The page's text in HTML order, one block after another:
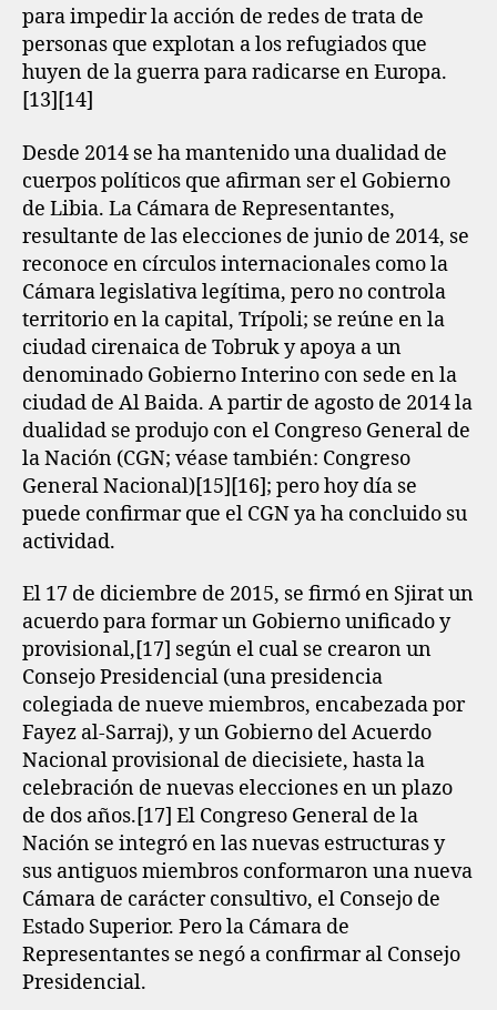
para impedir la acción de redes de trata de
personas que explotan a los refugiados que
huyen de la guerra para radicarse en Europa.
[13]​[14]​
Desde 2014 se ha mantenido una dualidad de
cuerpos políticos que afirman ser el Gobierno
de Libia. La Cámara de Representantes,
resultante de las elecciones de junio de 2014, se
reconoce en círculos internacionales como la
Cámara legislativa legítima, pero no controla
territorio en la capital, Trípoli; se reúne en la
ciudad cirenaica de Tobruk y apoya a un
denominado Gobierno Interino con sede en la
ciudad de Al Baida. A partir de agosto de 2014 la
dualidad se produjo con el Congreso General de
la Nación (CGN; véase también: Congreso
General Nacional)[15]​[16]​; pero hoy día se
puede confirmar que el CGN ya ha concluido su
actividad.
El 17 de diciembre de 2015, se firmó en Sjirat un
acuerdo para formar un Gobierno unificado y
provisional,[17]​ según el cual se crearon un
Consejo Presidencial (una presidencia
colegiada de nueve miembros, encabezada por
Fayez al-Sarraj), y un Gobierno del Acuerdo
Nacional provisional de diecisiete, hasta la
celebración de nuevas elecciones en un plazo
de dos años.[17]​ El Congreso General de la
Nación se integró en las nuevas estructuras y
sus antiguos miembros conformaron una nueva
Cámara de carácter consultivo, el Consejo de
Estado Superior. Pero la Cámara de
Representantes se negó a confirmar al Consejo
Presidencial.